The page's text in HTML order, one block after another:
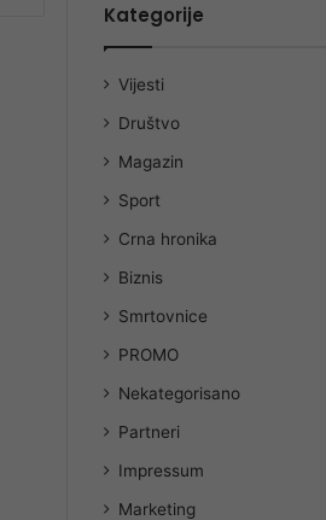
Kategorije
Vijesti
Društvo
Magazin
Sport
Crna hronika
Biznis
Smrtovnice
PROMO
Nekategorisano
Partneri
Impressum
Marketing